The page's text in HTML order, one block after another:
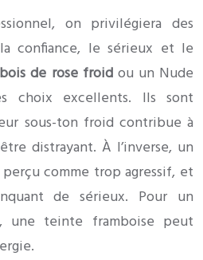
on privilégiera des
confiance, le sérieux et le
bois de rose froidou un Nude
choix excellents. Ils sont
sous-ton froid contribue à
distrayant. À l’inverse, un
comme trop agressif, et
de sérieux. Pour un
une teinte framboise peut